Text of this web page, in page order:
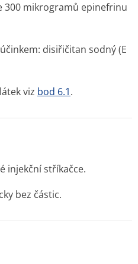
300 mikrogramů epinefrinu
disiřičitan sodný (E
viz bod 6.1.
injekční stříkačce.
bez částic.